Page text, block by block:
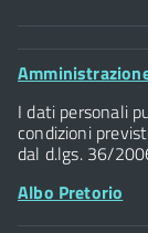
Comune di
Palazzo
Piazza della
Footer
I dati personali
condizioni
dal d.lgs. 36/
Albo Pretorio